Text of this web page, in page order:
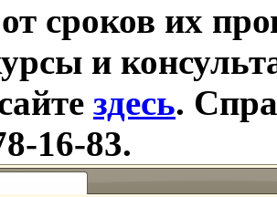
сроков их
и
здесь.
16-83.